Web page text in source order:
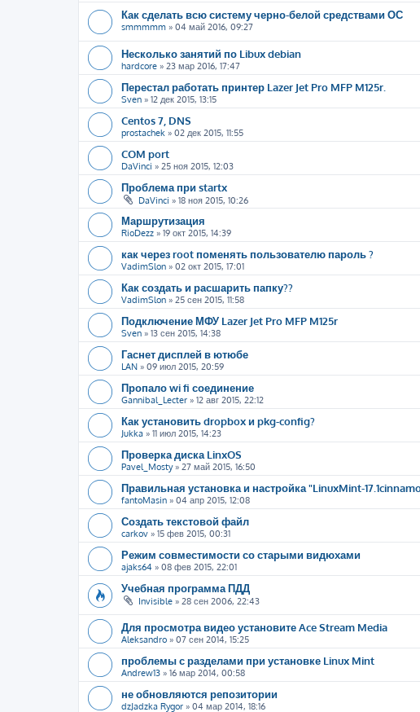
Как сделать всю систему черно-белой средствами ОС
smmmmm » 04 май 2016, 09:27
Несколько занятий по Libux debian
hardcore » 23 мар 2016, 17:47
Перестал работать принтер Lazer Jet Pro MFP M125r.
Sven » 12 дек 2015, 13:15
Centos 7, DNS
prostachek » 02 дек 2015, 11:55
COM port
DaVinci » 25 ноя 2015, 12:03
Проблема при startx
DaVinci » 18 ноя 2015, 10:26
Маршрутизация
RioDezz » 19 окт 2015, 14:39
как через root поменять пользователю пароль ?
VadimSlon » 02 окт 2015, 17:01
Как создать и расшарить папку??
VadimSlon » 25 сен 2015, 11:58
Подключение МФУ Lazer Jet Pro MFP M125r
Sven » 13 сен 2015, 14:38
Гаснет дисплей в ютюбе
LAN » 09 июл 2015, 20:59
Пропало wi fi соединение
Gannibal_Lecter » 12 авг 2015, 22:12
Как установить dropbox и pkg-config?
Jukka » 11 июл 2015, 14:23
Проверка диска LinxOS
Pavel_Mosty» 27 май 2015, 16:50
Правильная установка и настройка "LinuxMint-
fantoMasin » 04 апр 2015, 12:08
Создать текстовой файл
carkov » 15 фев 2015, 00:31
Режим совместимости со старыми видюхами
ajaks64 » 08 фев 2015, 22:01
Учебная программа ПДД
Invisible » 28 сен 2006, 22:43
Для просмотра видео установите Ace Stream Media
Aleksandro » 07 сен 2014, 15:25
проблемы с разделами при установке Linux Mint
Andrew13 » 16 мар 2014, 00:58
не обновляются репозитории
dzJadzka Rygor » 04 мар 2014, 18:16